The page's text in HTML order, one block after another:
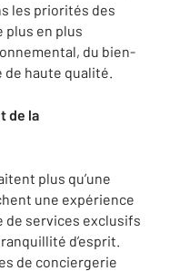
les priorités des
plus en plus
du bien-
haute qualité.
de la
plus qu’une
une expérience
de services exclusifs
d’esprit.
de conciergerie